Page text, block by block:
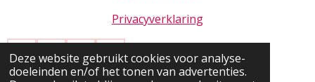
Deze website gebruikt cookies voor analyse-
doeleinden en/of het tonen van advertenties.
Privacyverklaring
F
a
I
n
T
i
W
h
© 2020 - 2026 Beauty by Raysh